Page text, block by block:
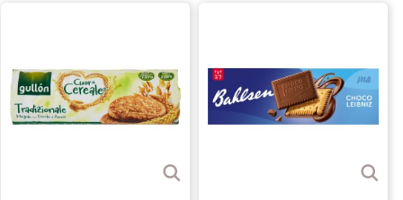
gallo, ma purtroppo la maggior parte dei pacchi il
sembra pastina... Peccato!! Per il resto ok.